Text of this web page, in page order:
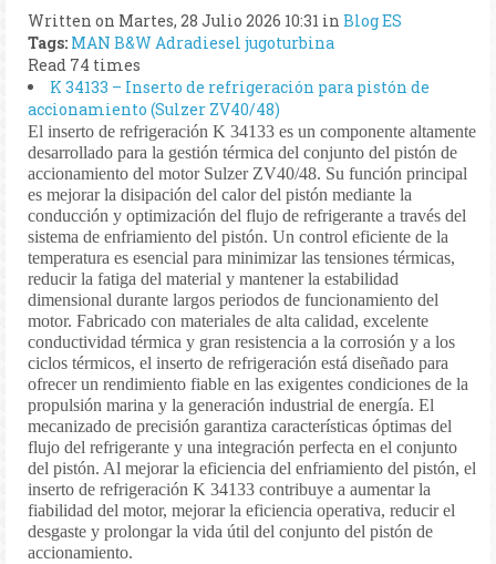
Written on Martes, 28 Julio 2026 10:31 in Blog ES
Tags: MAN B&WAdradiesel jugoturbina
Read 74 times
K 34133 – Inserto de refrigeración para pistón de
accionamiento (Sulzer ZV40/48)
El inserto de refrigeración K 34133 es un componente altamente
desarrollado para la gestión térmica del conjunto del pistón de
accionamiento del motor Sulzer ZV40/48. Su función principal
es mejorar la disipación del calor del pistón mediante la
conducción y optimización del flujo de refrigerante a través del
sistema de enfriamiento del pistón. Un control eficiente de la
temperatura es esencial para minimizar las tensiones térmicas,
reducir la fatiga del material y mantener la estabilidad
dimensional durante largos periodos de funcionamiento del
motor. Fabricado con materiales de alta calidad, excelente
conductividad térmica y gran resistencia a la corrosión y a los
ciclos térmicos, el inserto de refrigeración está diseñado para
ofrecer un rendimiento fiable en las exigentes condiciones de la
propulsión marina y la generación industrial de energía. El
mecanizado de precisión garantiza características óptimas del
flujo del refrigerante y una integración perfecta en el conjunto
del pistón. Al mejorar la eficiencia del enfriamiento del pistón, el
inserto de refrigeración K 34133 contribuye a aumentar la
fiabilidad del motor, mejorar la eficiencia operativa, reducir el
desgaste y prolongar la vida útil del conjunto del pistón de
accionamiento.